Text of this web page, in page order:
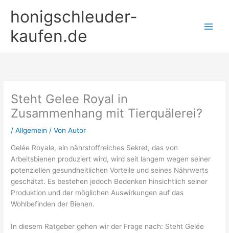
Inhalthonigschleuder-
kaufen.de
Steht Gelee Royal in
Zusammenhang mit Tierquälerei?
/Allgemein / VonAutor
Gelée Royale, ein nährstoffreiches Sekret, das von
Arbeitsbienen produziert wird, wird seit langem wegen seiner
potenziellen gesundheitlichen Vorteile und seines Nährwerts
geschätzt. Es bestehen jedoch Bedenken hinsichtlich seiner
Produktion und der möglichen Auswirkungen auf das
Wohlbefinden der Bienen.
In diesem Ratgeber gehen wir der Frage nach: Steht Gelée